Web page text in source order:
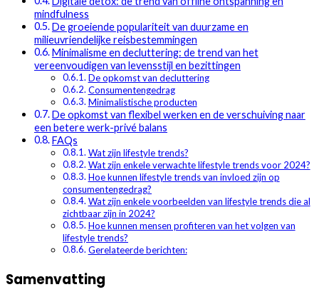
mindfulness
De groeiende populariteit van duurzame en
milieuvriendelijke reisbestemmingen
Minimalisme en decluttering: de trend van het
vereenvoudigen van levensstijl en bezittingen
De opkomst van decluttering
Consumentengedrag
Minimalistische producten
De opkomst van flexibel werken en de verschuiving naar
een betere werk-privé balans
FAQs
Wat zijn lifestyle trends?
Wat zijn enkele verwachte lifestyle trends voor 2024?
Hoe kunnen lifestyle trends van invloed zijn op
consumentengedrag?
Wat zijn enkele voorbeelden van lifestyle trends die al
zichtbaar zijn in 2024?
Hoe kunnen mensen profiteren van het volgen van
lifestyle trends?
Gerelateerde berichten:
Samenvatting